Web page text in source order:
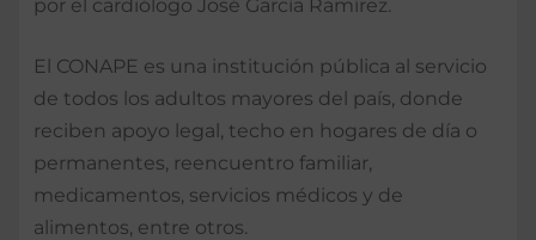
por el cardiólogo José García Ramírez.
El CONAPE es una institución pública al servicio
de todos los adultos mayores del país, donde
reciben apoyo legal, techo en hogares de día o
permanentes, reencuentro familiar,
medicamentos, servicios médicos y de
alimentos, entre otros.